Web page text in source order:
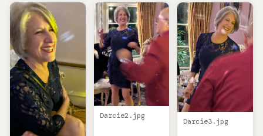
Darcie2.jpg
Darcie3.jpg